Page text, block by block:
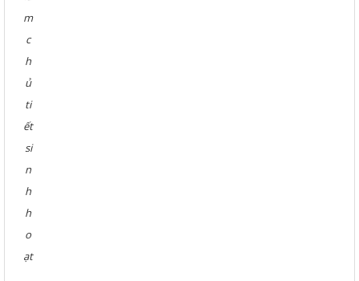
m
c
h
ủ
ti
ết
si
n
h
h
o
ạt